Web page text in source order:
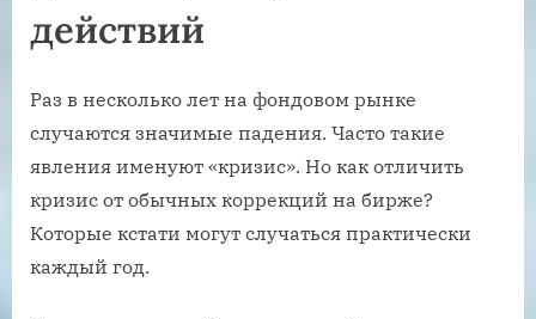
действий
Раз в несколько лет на фондовом рынке
случаются значимые падения. Часто такие
явления именуют «кризис». Но как отличить
кризис от обычных коррекций на бирже?
Которые кстати могут случаться практически
каждый год.